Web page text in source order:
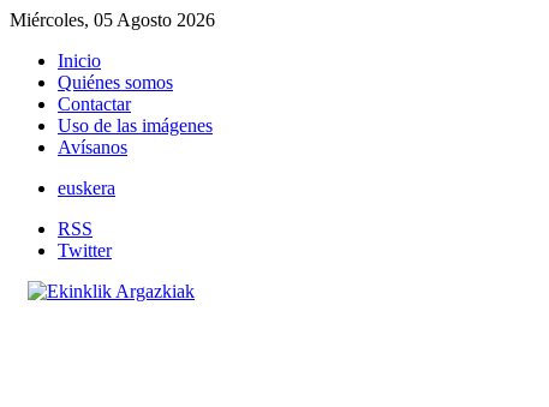
Miércoles, 05 Agosto 2026
Inicio
Quiénes somos
Contactar
Uso de las imágenes
Avísanos
euskera
RSS
Twitter